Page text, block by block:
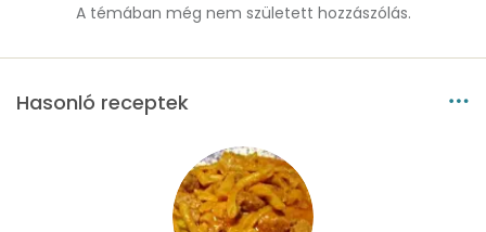
A témában még nem született hozzászólás.
Hasonló receptek